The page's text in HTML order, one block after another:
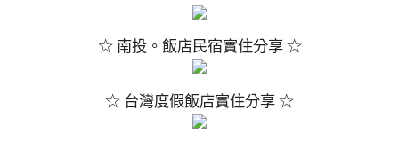
☆ 南投。飯店民宿實住分享 ☆
☆ 台灣度假飯店實住分享 ☆